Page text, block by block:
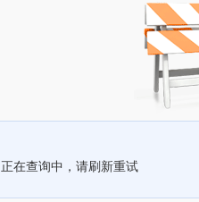
正在查询中，请刷新重试